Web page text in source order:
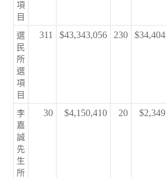
項
目
選
民
所
選
項
目
311 $43,343,056 230
李
嘉
誠
先
生
所
30 $4,150,410 20